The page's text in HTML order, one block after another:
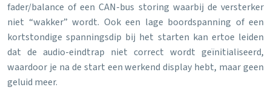
fader/balance of een CAN-bus storing waarbij de versterker
niet “wakker” wordt. Ook een lage boordspanning of een
kortstondige spanningsdip bij het starten kan ertoe leiden
dat de audio-eindtrap niet correct wordt geïnitialiseerd,
waardoor je na de start een werkend display hebt, maar geen
geluid meer.